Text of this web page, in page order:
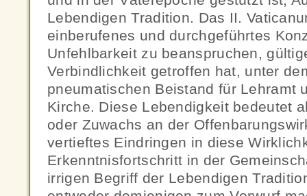
Lebendigen Tradition. Das II.
einberufenes und durchgeführtes
Unfehlbarkeit zu beanspruchen,
Verbindlichkeit getroffen hat, unter
pneumatischen Beistand für Lehramt
Kirche. Diese Lebendigkeit bedeutet
oder Zuwachs an der
vertieftes Eindringen in diese
Erkenntnisfortschritt in der
irrigen Begriff der Lebendigen